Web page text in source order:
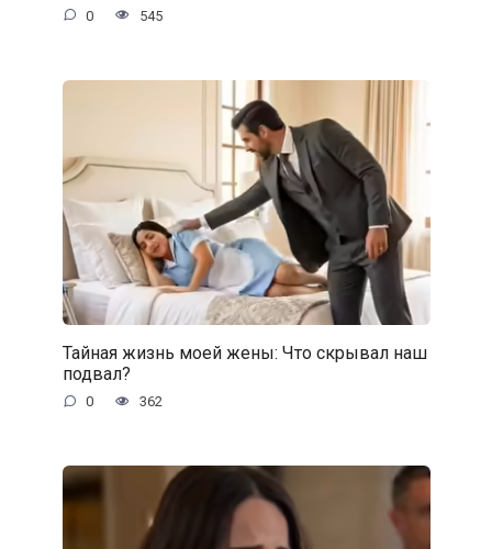
0 545
Тайная жизнь моей жены: Что скрывал наш
подвал?
0 362